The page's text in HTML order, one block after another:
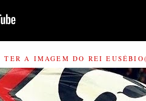
A IMAGEM DO REI